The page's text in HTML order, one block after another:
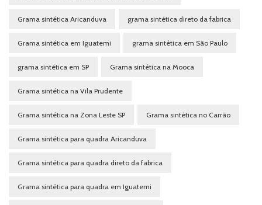
Grama sintética Aricanduva grama sintética direto da fabrica
Grama sintética em Iguatemi grama sintética em São Paulo
grama sintética em SP Grama sintética na Mooca
Grama sintética na Vila Prudente
Grama sintética na Zona Leste SP Grama sintética no Carrão
Grama sintética para quadra Aricanduva
Grama sintética para quadra direto da fabrica
Grama sintética para quadra em Iguatemi